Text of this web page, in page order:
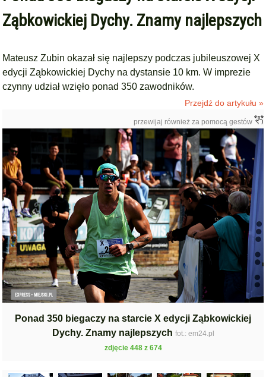
Ząbkowickiej Dychy. Znamy najlepszych
Mateusz Zubin okazał się najlepszy podczas jubileuszowej X
edycji Ząbkowickiej Dychy na dystansie 10 km. W imprezie
czynny udział wzięło ponad 350 zawodników.
Przejdź do artykułu »
przewijaj również za pomocą gestów
Ponad 350 biegaczy na starcie X edycji Ząbkowickiej
Dychy. Znamy najlepszych fot.: em24.pl
zdjęcie 448 z 674